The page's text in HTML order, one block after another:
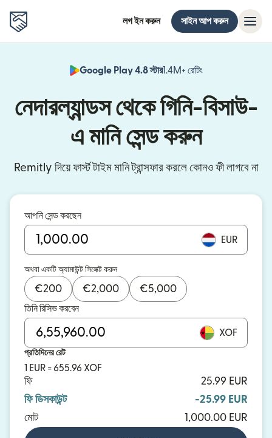
লগ ইন করুন সাইন আপ করুন
Google Play 4.8 স্টার1.4M+ রেটিং
নেদারল্যান্ডস থেকে গিনি-বিসাউ-
এ মানি সেন্ড করুন
Remitly দিয়ে ফার্স্ট টাইম মানি ট্রান্সফার করলে কোনও ফী লাগবে না
আপনি সেন্ড করছেন
EUR
অথবা একটি অ্যামাউন্ট সিলেক্ট করুন
€200 €2,000 €5,000
তিনি রিসিভ করবেন
XOF
প্রতিদিনের রেট
1 EUR = 655.96 XOF
ফি
25.99 EUR
ফি ডিসকাউন্ট
-25.99 EUR
মোট
1,000.00 EUR